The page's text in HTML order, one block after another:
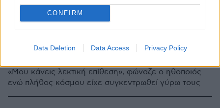
CONFIRM
Data Deletion Data Access Privacy Policy
Βίντεο: Ο Μπένεντικτ Κάμπερμπατς τσακώθηκε με
«Μου κάνεις λεκτική επίθεση», φώναζε ο ηθοποιός
ενώ πλήθος κόσμου είχε συγκεντρωθεί γύρω τους